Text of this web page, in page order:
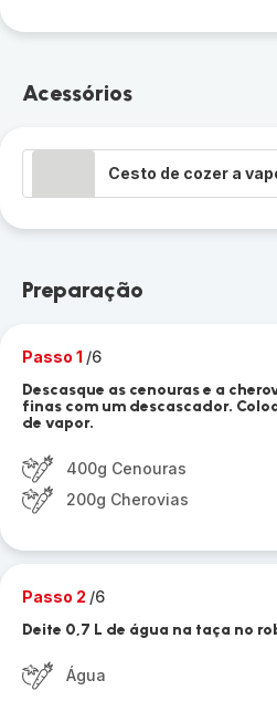
Acessórios
Cesto de cozer a
Preparação
Passo 1 /6
Descasque as cenouras e a
finas com um descascador.
de vapor.
400g Cenouras
200g Cherovias
Passo 2 /6
Deite 0,7 L de água na taça no
Água